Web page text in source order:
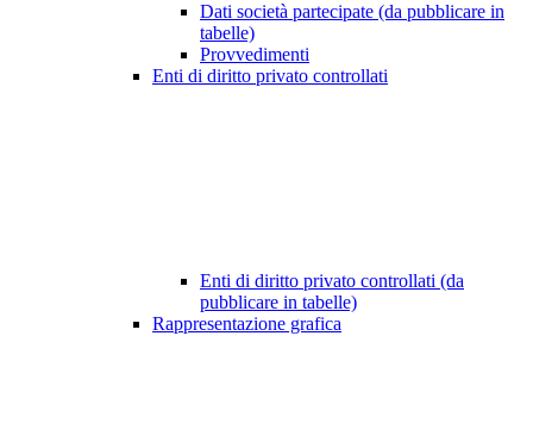
Dati società partecipate (da pubblicare in
tabelle)
Provvedimenti
Enti di diritto privato controllati
Enti di diritto privato controllati (da
pubblicare in tabelle)
Rappresentazione grafica